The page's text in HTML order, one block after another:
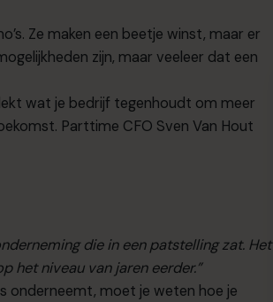
Ze maken een beetje winst, maar er
zijn, maar veeleer dat een
wat je bedrijf tegenhoudt om meer
Parttime CFO Sven Van Hout
die in een patstelling zat. Het
het niveau van jaren eerder.”
onderneemt, moet je weten hoe je